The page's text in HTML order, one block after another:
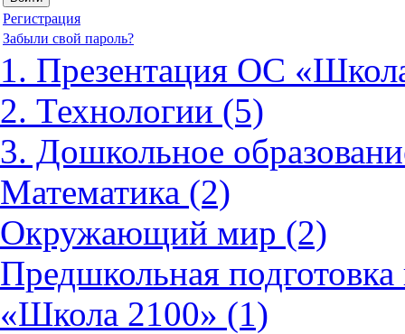
Регистрация
Забыли свой пароль?
1. Презентация ОС
2. Технологии (5)
3. Дошкольное
Математика (2)
Окружающий мир (2)
Предшкольная
«Школа 2100» (1)